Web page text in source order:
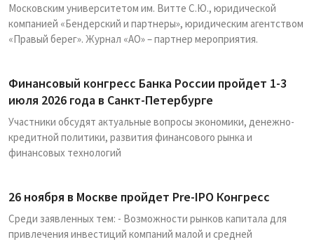
Московским университетом им. Витте С.Ю., юридической
компанией «Бендерский и партнеры», юридическим агентством
«Правый берег». Журнал «АО» – партнер мероприятия.
Финансовый конгресс Банка России пройдет 1-3
июля 2026 года в Санкт-Петербурге
Участники обсудят актуальные вопросы экономики, денежно-
кредитной политики, развития финансового рынка и
финансовых технологий
26 ноября в Москве пройдет Pre-IPO Конгресс
Среди заявленных тем: - Возможности рынков капитала для
привлечения инвестиций компаний малой и средней